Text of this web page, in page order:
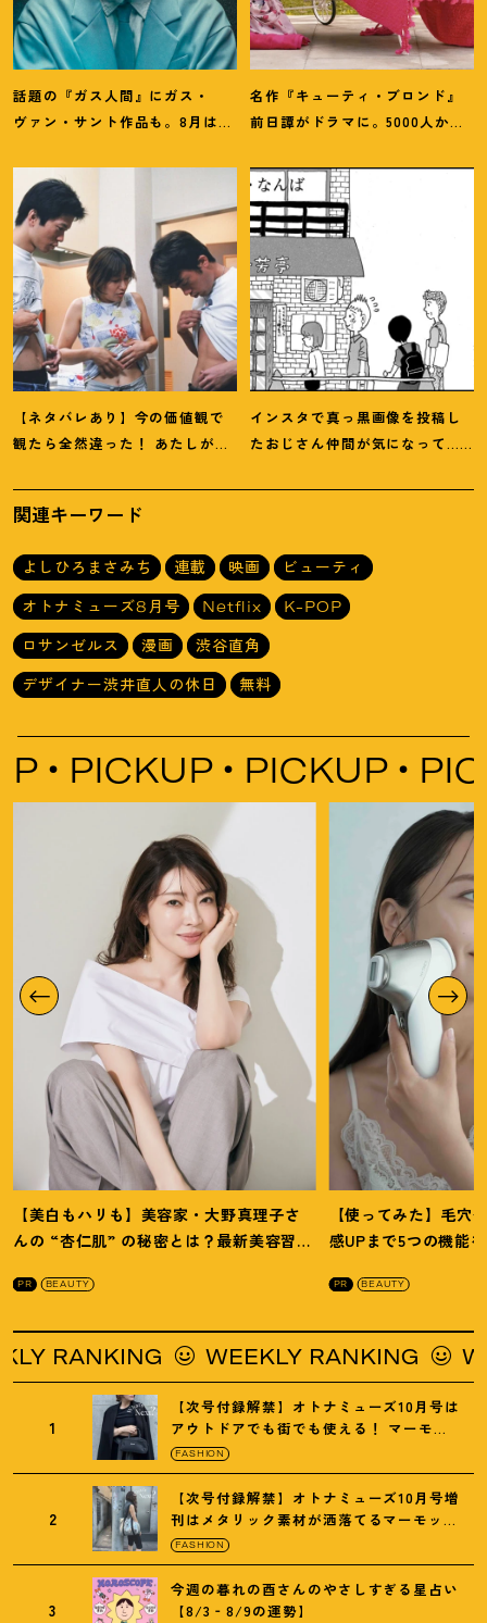
話題の『ガス人間』にガス・
ヴァン・サント作品も。8月は
せない！
名作『キューティ・ブロンド』
前日譚がドラマに。5000人から
タビュー
【ネタバレあり】今の価値観で
観たら全然違った ！ あたしが救
ター版
インスタで真っ黒画像を投稿し
たおじさん仲間が気になって…
の休日
関連キーワード
よしひろまさみち 連載 映画
ビューティ
オトナミューズ8月号
Netflix
K-POP
ロサンゼルス
漫画
渋谷直角
デザイナー渋井直人の休日
無料
PICKUP PICKUP
【美白もハリも】美容家・大野真理子さ
んの “杏仁肌” の秘密とは ？ 最新美容習慣
PR BEAUTY
【使ってみた】毛穴
感UPまで5つの機能
PR BEAUTY
WEEKLY RANKING
1
【次号付録解禁】オトナミューズ10月号は
アウトドアでも街でも使える ！ マーモッ
トの黒ショルダー
FASHION
2
【次号付録解禁】オトナミューズ10月号増
刊はメタリック素材が洒落てるマーモット
の保冷バッグ
FASHION
3
今週の暮れの酉さんのやさしすぎる星占い
【8/3‐8/9の運勢】